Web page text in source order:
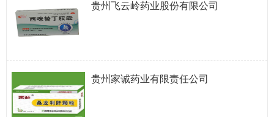
贵州飞云岭药业股份有限公司
贵州家诚药业有限责任公司